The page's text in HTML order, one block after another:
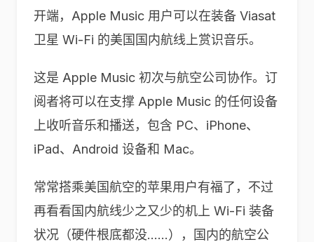
开端，Apple Music 用户可以在装备 Viasat
卫星 Wi-Fi 的美国国内航线上赏识音乐。
这是 Apple Music 初次与航空公司协作。订
阅者将可以在支撑 Apple Music 的任何设备
上收听音乐和播送，包含 PC、iPhone、
iPad、Android 设备和 Mac。
常常搭乘美国航空的苹果用户有福了，不过
再看看国内航线少之又少的机上 Wi-Fi 装备
状况（硬件根底都没……），国内的航空公